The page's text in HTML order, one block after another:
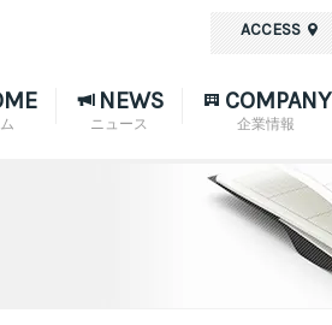
NEWS
ニュース
COMPANY
企業情報
ACCESS